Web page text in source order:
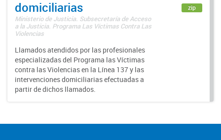
domiciliarias
Ministerio de Justicia. Subsecretaría de Acceso
a la Justicia. Programa Las Víctimas Contra Las
Violencias
Llamados atendidos por las profesionales
especializadas del Programa las Víctimas
contra las Violencias en la Línea 137 y las
intervenciones domiciliarias efectuadas a
partir de dichos llamados.
zip